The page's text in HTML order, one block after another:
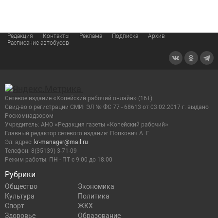
Редакция Контакты Реклама Подписка
Архив
Расписание автобусов
Рубрики
Общество
Экономика
Культура
Политика
Спорт
ЖКХ
Здоровье
Образование
Сетевое издание «Копейский рабочий онлайн» (16+)
Cвид-во о регистрации СМИ: ЭЛ № ФС 77 - 68613 от 03.02.2017 г. выдано
Роскомнадзором
Учредитель: АНО «Редакция газеты «Копейский рабочий»
Главный редактор сетевого издания: Попкович А. Г.
Эл. адрес: kr-manager@mail.ru
Телефон: 8(35139) 3-71-09
Режим работы: ПН - ПТ с 9:00 до 18:00